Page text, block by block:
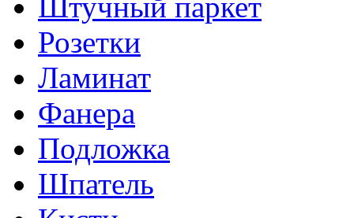
Штучный паркет
Розетки
Ламинат
Фанера
Подложка
Шпатель